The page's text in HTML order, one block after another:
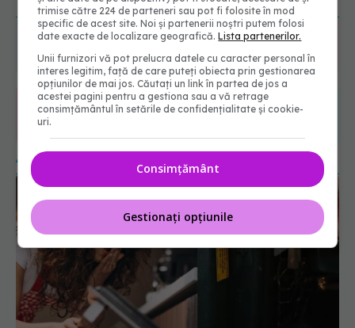
URMĂRITORI
ABONAȚI
365
URMĂRITORI
1401
URMĂRITORI
ARTICOLE SIMILARE
trimise către 224 de parteneri sau pot fi folosite în mod
specific de acest site. Noi și partenerii noștri putem folosi
date exacte de localizare geografică.Lista partenerilor.
Unii furnizori vă pot prelucra datele cu caracter personal în
interes legitim, față de care puteți obiecta prin gestionarea
opțiunilor de mai jos. Căutați un link în partea de jos a
acestei pagini pentru a gestiona sau a vă retrage
consimțământul în setările de confidențialitate și cookie-
uri.
Consimțământ
Gestionați opțiunile